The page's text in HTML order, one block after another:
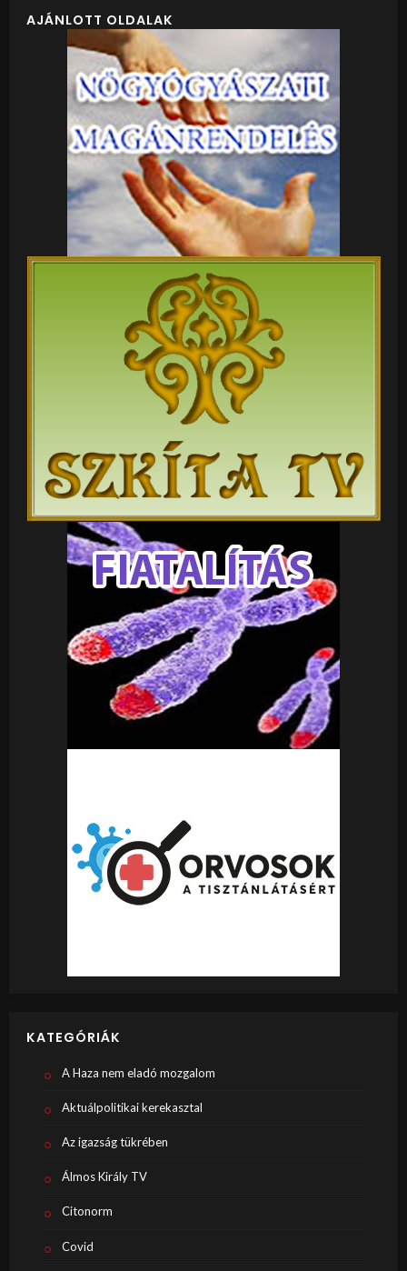
AJÁNLOTT OLDALAK
KATEGÓRIÁK
A Haza nem eladó mozgalom
Aktuálpolitikai kerekasztal
Az igazság tükrében
Álmos Király TV
Citonorm
Covid